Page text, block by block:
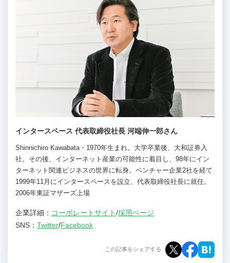
インタースペース 代表取締役社長 河端伸一郎さん
Shinnichiro Kawabata・1970年生まれ。大学卒業後、大和証券入
社。その後、インターネット産業の可能性に着目し、98年にイン
ターネット関連ビジネスの世界に転身。ベンチャー企業2社を経て
1999年11月にインタースペースを設立、代表取締役社長に就任。
2006年東証マザーズ上場
企業詳細： コーポレートサイト/採用ページ
SNS： Twitter/Facebook
この記事をシェアする